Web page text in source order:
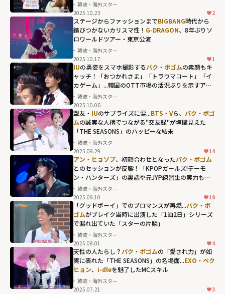
10CM(シプセン
チ)への熱い支持"
width="304"
height="203"
loading="lazy"
fetchpriority="h
igh">
韓流・海外スター
2025.10.23
2
ステージからファッションまでBIGBANG時代から
錆びつかないカリスマ性！ G-DRAGON、8年ぶりソ
ロワールドツアー・東京公演
韓流・海外スター
2025.10.17
1
IUの勇姿をスマホ撮影するパク・ボゴムの素顔もキ
ャッチ！「おつかれさま」「トラウマコート」「イ
カゲーム」...韓国のOTT市場の活況ぶりを示すアワ
ードの名珍場面
韓流・海外スター
2025.10.06
盟友・ IUのサプライズに涙...BTS・Vら、 パク・ボゴ
ムの誠実な人柄でつながる"交友録"が垣間見えた
「THE SEASONS」のハッピーな結末
韓流・海外スター
2025.09.29
14
アン・ヒョソプ、初顔合わせとなったパク・ボゴム
とのセッションが反響！「KPOPガールズ!デーモ
ン・ハンターズ」の裏話や元JYP練習生の実力も露
わに...
韓流・海外スター
2025.09.10
18
「グッドボーイ」でのブロマンスが再燃...パク・ボ
ゴムがブレイク当時に出演した「1泊2日」シリーズ
で漏れ出ていた「スターの片鱗」
韓流・海外スター
2025.08.01
4
天性の人たらし？ パク・ボゴムの「愛され力」が如
実に表れた「THE SEASONS」の名場面...EXO・ベク
ヒョン、 i-dleを魅了したMCスキル
韓流・海外スター
2025.07.21
3